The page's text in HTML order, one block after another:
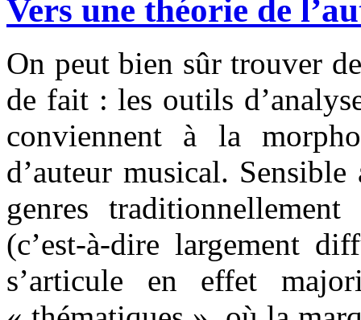
Vers une théorie de
On peut bien sûr trouver
de fait : les outils
conviennent à la
d’auteur musical.
genres
(c’est-à-dire largement
s’articule en effet